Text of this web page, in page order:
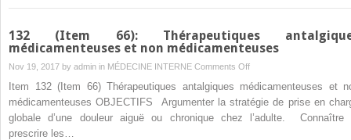
132 (Item 66): Thérapeutiques
médicamenteuses et non médicamenteuses
Nov 19, 2017 by admin in MÉDECINE INTERNE Comments Offon
132
(Item
66):
Item 132 (Item 66) Thérapeutiques antalgiques médicamenteuses et
médicamenteuses OBJECTIFS Argumenter la stratégie de prise en
globale d’une douleur aiguë ou chronique chez l’adulte. Connaître
prescrire les…